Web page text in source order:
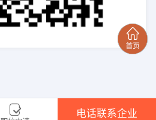
电话联系企业